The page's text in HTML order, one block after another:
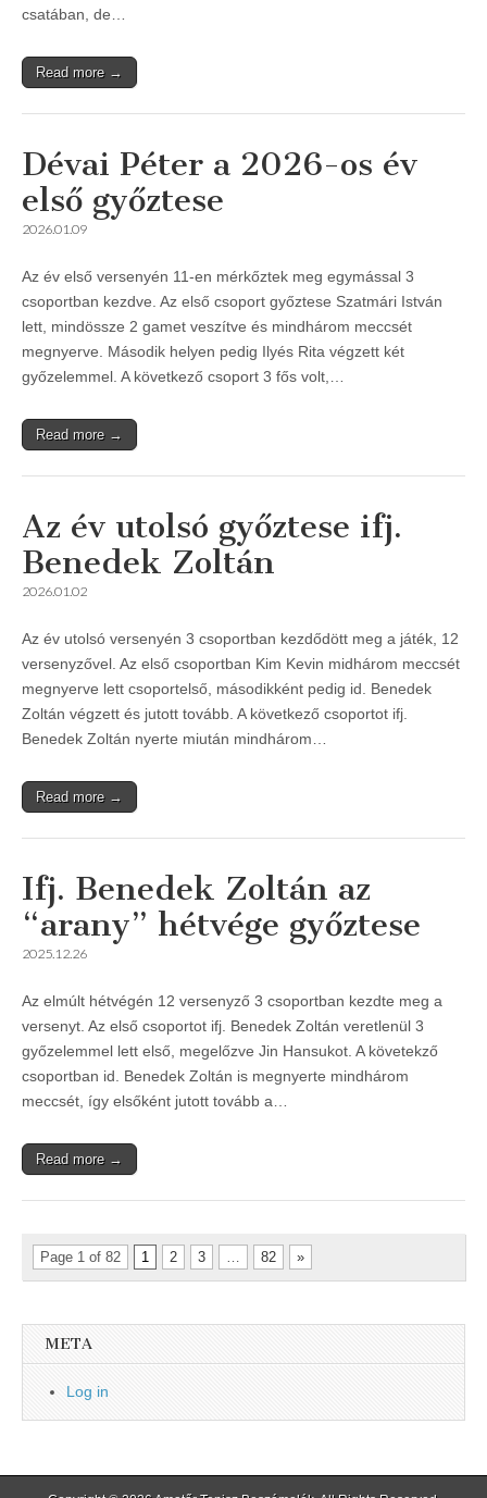
csatában, de…
Read more →
Dévai Péter a 2026-os év
első győztese
2026.01.09
Az év első versenyén 11-en mérkőztek meg egymással 3
csoportban kezdve. Az első csoport győztese Szatmári István
lett, mindössze 2 gamet veszítve és mindhárom meccsét
megnyerve. Második helyen pedig Ilyés Rita végzett két
győzelemmel. A következő csoport 3 fős volt,…
Read more →
Az év utolsó győztese ifj.
Benedek Zoltán
2026.01.02
Az év utolsó versenyén 3 csoportban kezdődött meg a játék, 12
versenyzővel. Az első csoportban Kim Kevin midhárom meccsét
megnyerve lett csoportelső, másodikként pedig id. Benedek
Zoltán végzett és jutott tovább. A következő csoportot ifj.
Benedek Zoltán nyerte miután mindhárom…
Read more →
Ifj. Benedek Zoltán az
“arany” hétvége győztese
2025.12.26
Az elmúlt hétvégén 12 versenyző 3 csoportban kezdte meg a
versenyt. Az első csoportot ifj. Benedek Zoltán veretlenül 3
győzelemmel lett első, megelőzve Jin Hansukot. A követekző
csoportban id. Benedek Zoltán is megnyerte mindhárom
meccsét, így elsőként jutott tovább a…
Read more →
Page 1 of 82 1 2 3 … 82 »
META
Log in